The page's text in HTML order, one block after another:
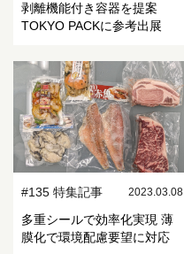
剥離機能付き容器を提案
TOKYO PACKに参考出展
#135 特集記事 2023.03.08
多重シールで効率化実現 薄
膜化で環境配慮要望に対応